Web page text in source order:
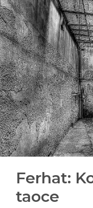
Ferhat:
taoce